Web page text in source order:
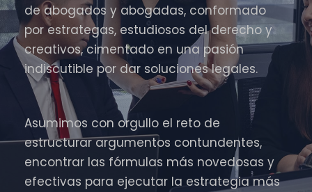
de abogados y abogadas, conformado
por estrategas, estudiosos del derecho y
creativos, cimentado en una pasión
indiscutible por dar soluciones legales.
Asumimos con orgullo el reto de
estructurar argumentos contundentes,
encontrar las fórmulas más novedosas y
efectivas para ejecutar la estrategia más